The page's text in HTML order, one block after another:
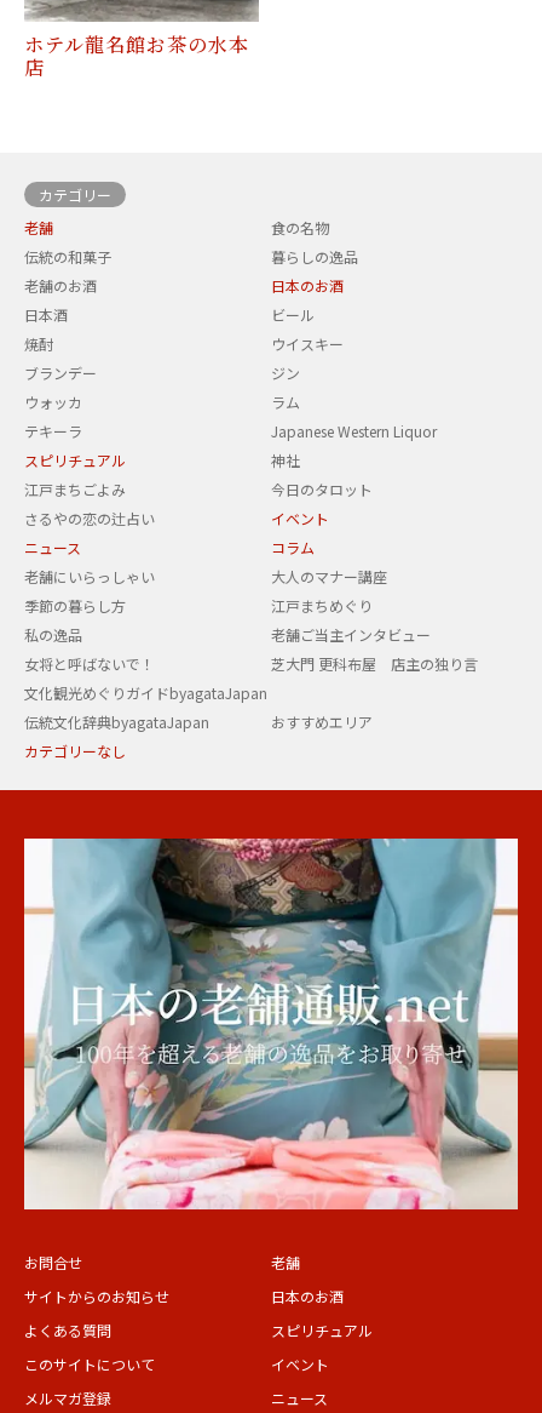
ホテル龍名館お茶の水本
店
カテゴリー
老舗
食の名物
伝統の和菓子
暮らしの逸品
老舗のお酒
日本のお酒
日本酒
ビール
焼酎
ウイスキー
ブランデー
ジン
ウォッカ
ラム
テキーラ
Japanese Western Liquor
スピリチュアル
神社
江戸まちごよみ
今日のタロット
さるやの恋の辻占い
イベント
ニュース
コラム
老舗にいらっしゃい
大人のマナー講座
季節の暮らし方
江戸まちめぐり
私の逸品
老舗ご当主インタビュー
女将と呼ばないで！
芝大門 更科布屋 店主の独り言
文化観光めぐりガイドbyagataJapan
伝統文化辞典byagataJapan
おすすめエリア
カテゴリーなし
お問合せ
サイトからのお知らせ
よくある質問
このサイトについて
メルマガ登録
老舗
日本のお酒
スピリチュアル
イベント
ニュース